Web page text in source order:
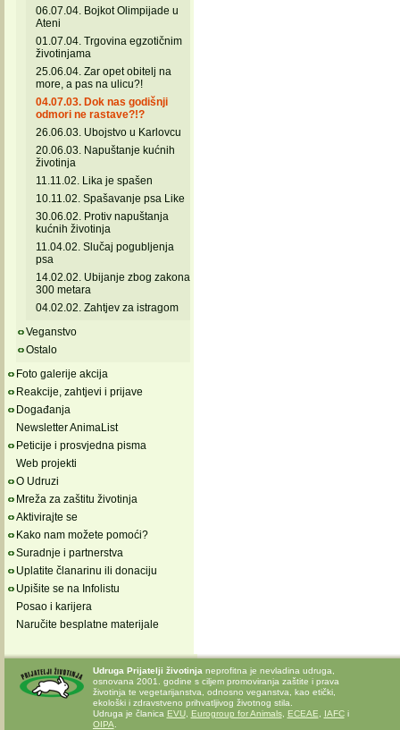
06.07.04. Bojkot Olimpijade u
Ateni
01.07.04. Trgovina egzotičnim
životinjama
25.06.04. Zar opet obitelj na
more, a pas na ulicu?!
04.07.03. Dok nas godišnji
odmori ne rastave?!?
26.06.03. Ubojstvo u Karlovcu
20.06.03. Napuštanje kućnih
životinja
11.11.02. Lika je spašen
10.11.02. Spašavanje psa Like
30.06.02. Protiv napuštanja
kućnih životinja
11.04.02. Slučaj pogubljenja
psa
14.02.02. Ubijanje zbog zakona
300 metara
04.02.02. Zahtjev za istragom
Veganstvo
Ostalo
Foto galerije akcija
Reakcije, zahtjevi i prijave
Događanja
Newsletter AnimaList
Peticije i prosvjedna pisma
Web projekti
O Udruzi
Mreža za zaštitu životinja
Aktivirajte se
Kako nam možete pomoći?
Suradnje i partnerstva
Uplatite članarinu ili donaciju
Upišite se na Infolistu
Posao i karijera
Naručite besplatne materijale
Udruga Prijatelji životinja neprofitna je nevladina udruga,
osnovana 2001. godine s ciljem promoviranja zaštite i prava
životinja te vegetarijanstva, odnosno veganstva, kao etički,
ekološki i zdravstveno prihvatljivog životnog stila.
Udruga je članica EVU, Eurogroup for Animals, ECEAE IAFCi
OIPA